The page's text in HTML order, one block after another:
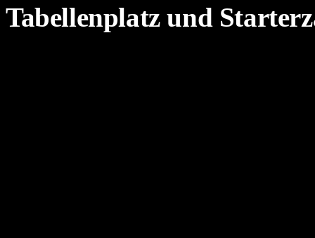
Tabellenplatz und